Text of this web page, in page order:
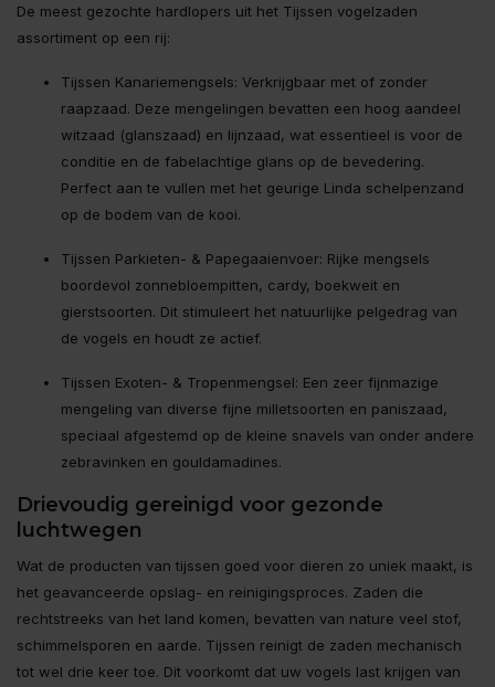
De meest gezochte hardlopers uit het Tijssen vogelzaden
assortiment op een rij:
Tijssen Kanariemengsels: Verkrijgbaar met of zonder
raapzaad. Deze mengelingen bevatten een hoog aandeel
witzaad (glanszaad) en lijnzaad, wat essentieel is voor de
conditie en de fabelachtige glans op de bevedering.
Perfect aan te vullen met het geurige Linda schelpenzand
op de bodem van de kooi.
Tijssen Parkieten- & Papegaaienvoer: Rijke mengsels
boordevol zonnebloempitten, cardy, boekweit en
gierstsoorten. Dit stimuleert het natuurlijke pelgedrag van
de vogels en houdt ze actief.
Tijssen Exoten- & Tropenmengsel: Een zeer fijnmazige
mengeling van diverse fijne milletsoorten en paniszaad,
speciaal afgestemd op de kleine snavels van onder andere
zebravinken en gouldamadines.
Drievoudig gereinigd voor gezonde
luchtwegen
Wat de producten van tijssen goed voor dieren zo uniek maakt, is
het geavanceerde opslag- en reinigingsproces. Zaden die
rechtstreeks van het land komen, bevatten van nature veel stof,
schimmelsporen en aarde. Tijssen reinigt de zaden mechanisch
tot wel drie keer toe. Dit voorkomt dat uw vogels last krijgen van